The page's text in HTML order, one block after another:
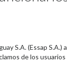
S.A. (Essap
de los